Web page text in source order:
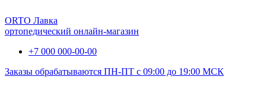
ORTO Лавка
ортопедический онлайн-магазин
+7 000 000-00-00
Заказы обрабатываются ПН-ПТ с 09:00 до 19:00 МСК